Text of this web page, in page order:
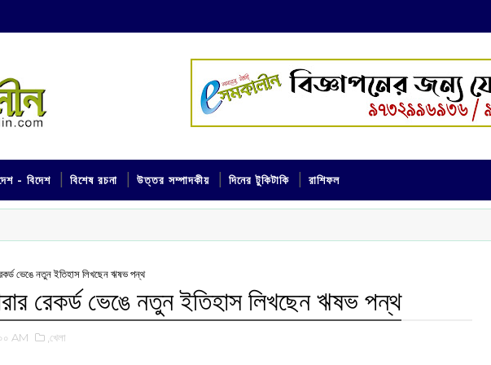
- বিদেশ বিশেষ রচনা উত্তর সম্পাদকীয় দিনের টুকিটাকি রাশিফল
ভেঙে নতুন ইতিহাস লিখছেন ঋষভ পন্থ
রেকর্ড ভেঙে নতুন ইতিহাস লিখছেন ঋষভ পন্থ
AM ,খেলা